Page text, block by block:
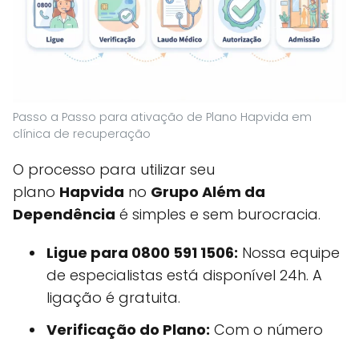
Passo a Passo para ativação de Plano Hapvida em
clínica de recuperação
O processo para utilizar seu
plano Hapvida no Grupo Além da
Dependência é simples e sem burocracia.
Ligue para 0800 591 1506: Nossa equipe
de especialistas está disponível 24h. A
ligação é gratuita.
Verificação do Plano: Com o número